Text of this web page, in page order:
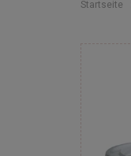
Startseite